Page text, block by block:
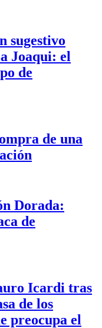
sugestivo
Joaqui: el
de
de una
Dorada:
de
Icardi tras
de los
preocupa el